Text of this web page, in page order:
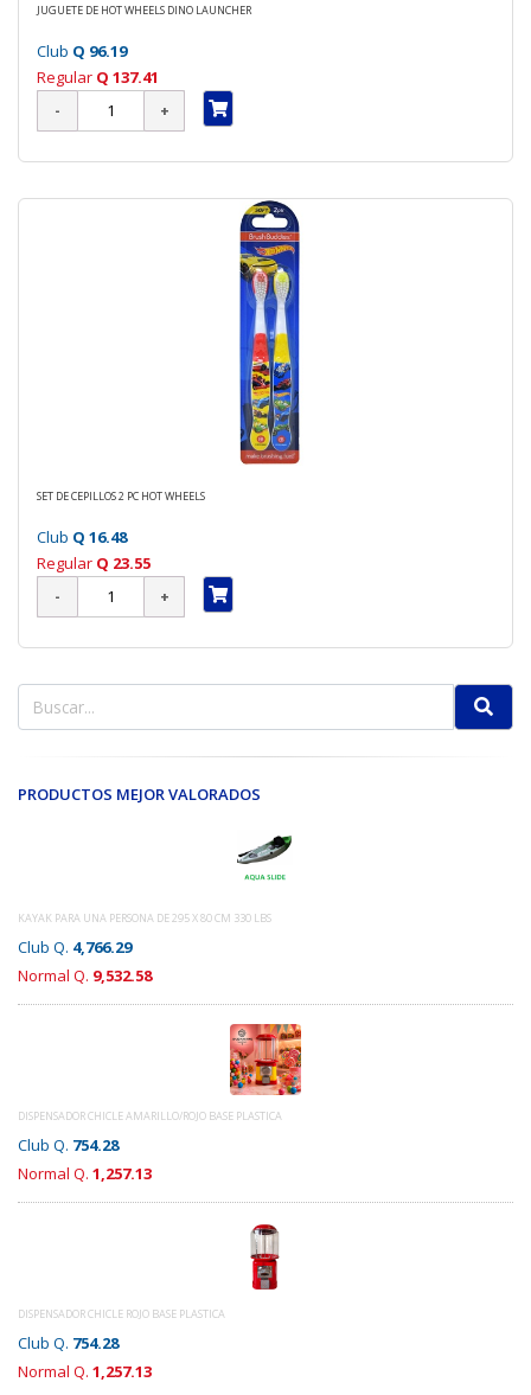
JUGUETE DE HOT WHEELS DINO LAUNCHER
Club Q 96.19
Regular Q 137.41
SET DE CEPILLOS 2 PC HOT WHEELS
Club Q 16.48
Regular Q 23.55
PRODUCTOS MEJOR VALORADOS
KAYAK PARA UNA PERSONA DE 295 X 80 CM 330 LBS
Club Q. 4,766.29
Normal Q. 9,532.58
DISPENSADOR CHICLE AMARILLO/ROJO BASE PLASTICA
Club Q. 754.28
Normal Q. 1,257.13
DISPENSADOR CHICLE ROJO BASE PLASTICA
Club Q. 754.28
Normal Q. 1,257.13